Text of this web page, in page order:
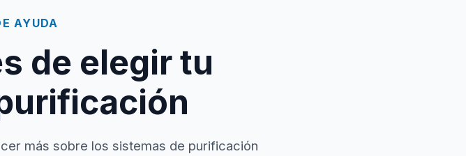
AYUDA
de elegir tu
más sobre los sistemas de purificación